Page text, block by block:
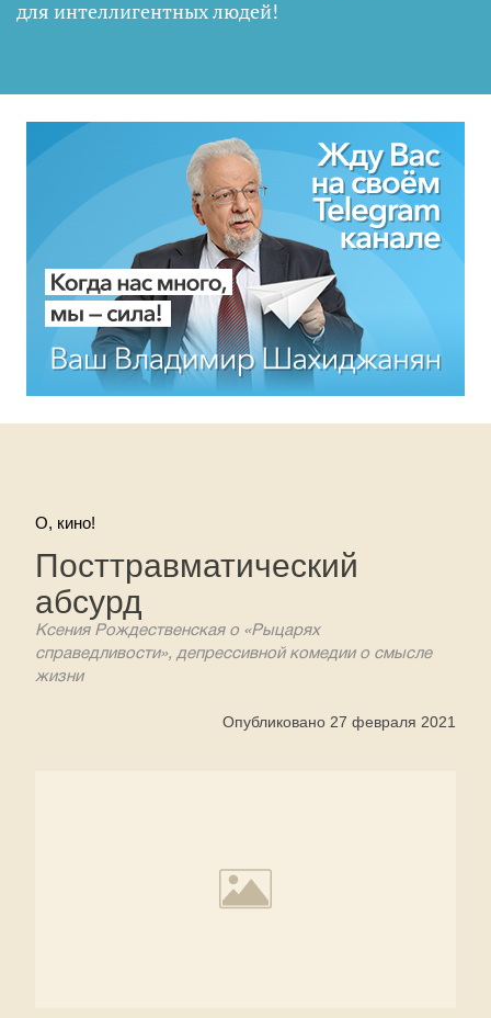
для интеллигентных людей!
О, кино!
Посттравматический
абсурд
Ксения Рождественская о «Рыцарях
справедливости», депрессивной комедии о смысле
жизни
Опубликовано 27 февраля 2021